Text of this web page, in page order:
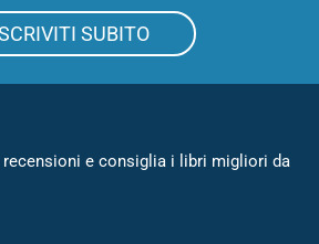
SUBITO
e consiglia i libri migliori da